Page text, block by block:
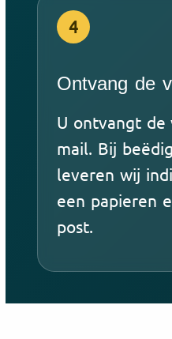
4
Ontvang de
U ontvangt
mail. Bij
leveren wij
een papieren
post.